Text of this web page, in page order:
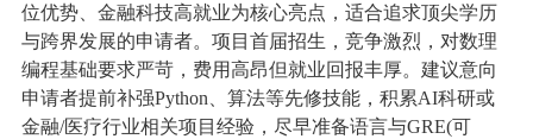
位优势、金融科技高就业为核心亮点，适合追求顶尖学历
与跨界发展的申请者。项目首届招生，竞争激烈，对数理
编程基础要求严苛，费用高昂但就业回报丰厚。建议意向
申请者提前补强Python、算法等先修技能，积累AI科研或
金融/医疗行业相关项目经验，尽早准备语言与GRE(可